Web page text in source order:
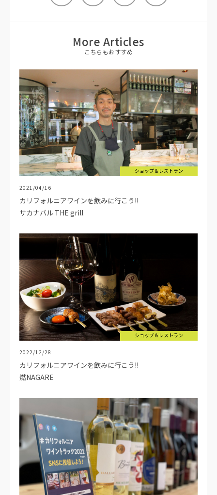
More Articles
こちらもおすすめ
ショップ＆レストラン
カリフォルニアワインを飲みに行こう!!
サカナバル THE grill
2021/04/16
ショップ＆レストラン
カリフォルニアワインを飲みに行こう!!
燃NAGARE
2022/12/28